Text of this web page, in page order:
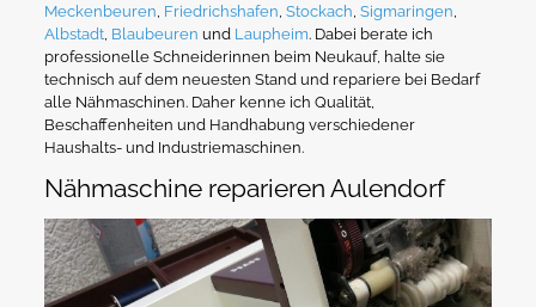
Meckenbeuren Friedrichshafen Stockach Sigmaringen
Albstadt, Blaubeuren und Laupheim. Dabei berate ich
professionelle Schneiderinnen beim Neukauf, halte sie
technisch auf dem neuesten Stand und repariere bei Bedarf
alle Nähmaschinen. Daher kenne ich Qualität,
Beschaffenheiten und Handhabung verschiedener
Haushalts- und Industriemaschinen.
Nähmaschine reparieren Aulendorf